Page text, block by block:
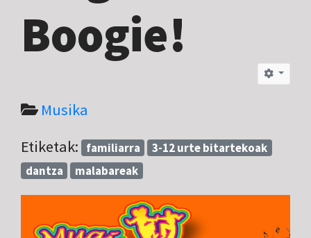
Boogie!
Musika
Etiketak: familiarra
3-12 urte bitartekoak
dantza
malabareak